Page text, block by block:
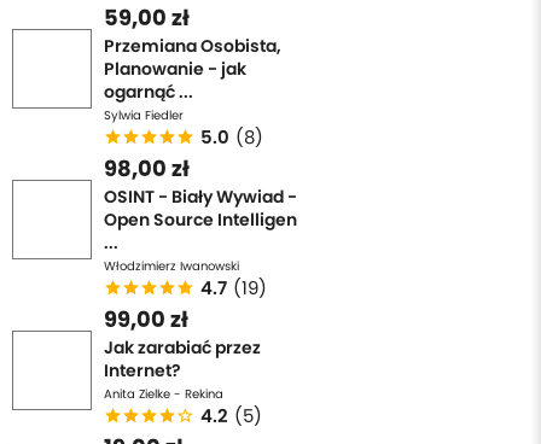
59,00 zł
Przemiana Osobista,
Planowanie - jak
ogarnąć ...
Sylwia Fiedler
5.0 (8)
98,00 zł
OSINT - Biały Wywiad -
Open Source Intelligen
...
Włodzimierz Iwanowski
4.7 (19)
99,00 zł
Jak zarabiać przez
Internet?
Anita Zielke - Rekina
4.2 (5)